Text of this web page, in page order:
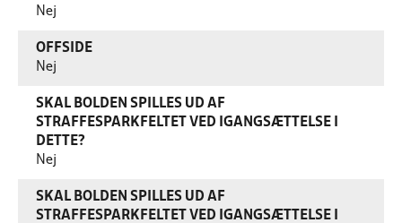
Nej
OFFSIDE
Nej
SKAL BOLDEN SPILLES UD AF
STRAFFESPARKFELTET VED IGANGSÆTTELSE I
DETTE?
Nej
SKAL BOLDEN SPILLES UD AF
STRAFFESPARKFELTET VED IGANGSÆTTELSE I